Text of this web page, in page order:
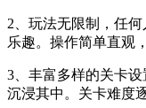
2、玩法无限制，任
乐趣。操作简单直观
3、丰富多样的关卡
沉浸其中。关卡难度